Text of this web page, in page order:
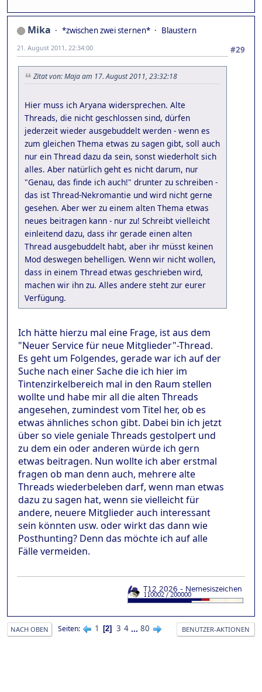
Mika *zwischen zwei sternen*
Blaustern
#29
21. August 2011, 22:34:00
Zitat von: Maja am 17. August 2011, 23:32:18
Hier muss ich Aryana widersprechen. Alte
Threads, die nicht geschlossen sind, dürfen
jederzeit wieder ausgebuddelt werden - wenn es
zum gleichen Thema etwas zu sagen gibt, soll auch
nur ein Thread dazu da sein, sonst wiederholt sich
alles. Aber natürlich geht es nicht darum, nur
"Genau, das finde ich auch!" drunter zu schreiben -
das ist Thread-Nekromantie und wird nicht gerne
gesehen. Aber wer zu einem alten Thema etwas
neues beitragen kann - nur zu! Schreibt vielleicht
einleitend dazu, dass ihr gerade einen alten
Thread ausgebuddelt habt, aber ihr müsst keinen
Mod deswegen behelligen. Wenn wir nicht wollen,
dass in einem Thread etwas geschrieben wird,
machen wir ihn zu. Alles andere steht zur eurer
Verfügung.
Ich hätte hierzu mal eine Frage, ist aus dem
"Neuer Service für neue Mitglieder"-Thread.
Es geht um Folgendes, gerade war ich auf der
Suche nach einer Sache die ich hier im
Tintenzirkelbereich mal in den Raum stellen
wollte und habe mir all die alten Threads
angesehen, zumindest vom Titel her, ob es
etwas ähnliches schon gibt. Dabei bin ich jetzt
über so viele geniale Threads gestolpert und
zu dem ein oder anderen würde ich gern
etwas beitragen. Nun wollte ich aber erstmal
fragen ob man denn auch, mehrere alte
Threads wiederbeleben darf, wenn man etwas
dazu zu sagen hat, wenn sie vielleicht für
andere, neuere Mitglieder auch interessant
sein könnten usw. oder wirkt das dann wie
Posthunting? Denn das möchte ich auf alle
Fälle vermeiden.
NACH OBEN Seiten 1 2 3 4 ... 80 BENUTZER-AKTIONEN